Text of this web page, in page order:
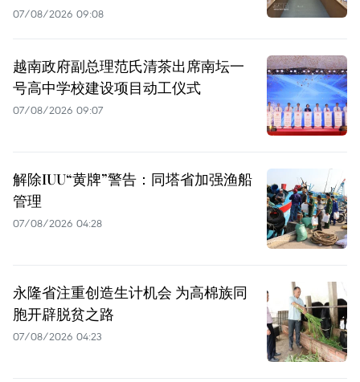
07/08/2026 09:08
越南政府副总理范氏清茶出席南坛一
号高中学校建设项目动工仪式
07/08/2026 09:07
解除IUU“黄牌”警告：同塔省加强渔船
管理
07/08/2026 04:28
永隆省注重创造生计机会 为高棉族同
胞开辟脱贫之路
07/08/2026 04:23